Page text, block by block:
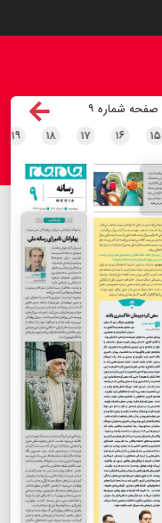
صفحه شماره ۹
۱۵ ۱۶ ۱۷ ۱۸ ۱۹